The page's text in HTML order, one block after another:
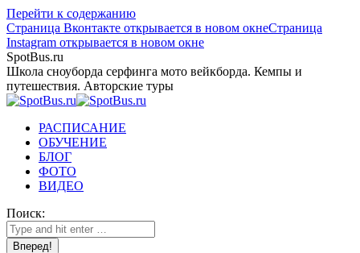
Перейти к содержанию
Страница Вконтакте открывается в новом окнеСтраница
Instagram открывается в новом окне
SpotBus.ru
Школа сноуборда серфинга мото вейкборда. Кемпы и
путешествия. Авторские туры
РАСПИСАНИЕ
ОБУЧЕНИЕ
БЛОГ
ФОТО
ВИДЕО
Поиск: